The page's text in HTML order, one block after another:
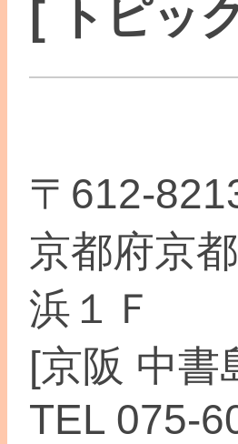
[ トピッ
〒612-
京都府京
浜１Ｆ
[京阪 中書
TEL 075-